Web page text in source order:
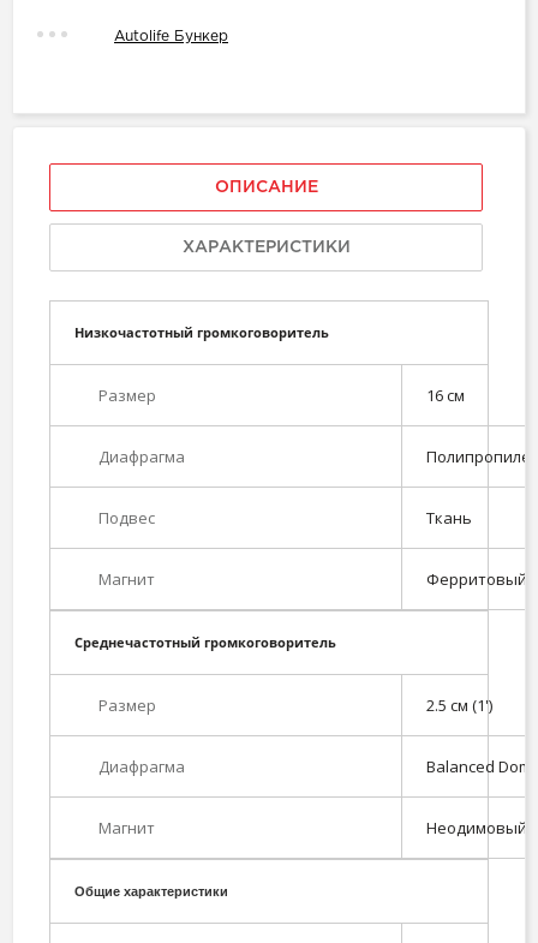
Autolife Бункер
ОПИСАНИЕ
ХАРАКТЕРИСТИКИ
Низкочастотный громкоговоритель
Размер 16 см
Диафрагма
Подвес Ткань
Магнит Ферритовый
Среднечастотный громкоговоритель
Размер 2.5 см (1')
Диафрагма Balanced
Магнит Неодимовый
Общие характеристики